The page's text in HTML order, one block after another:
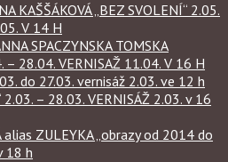
KAŠŠÁKOVÁ „BEZ SVOLENÍ“ 2.05.
V 14 H
SPACZYNSKA TOMSKA
– 28.04. VERNISAŽ 11.04. V 16 H
do 27.03. vernisáž 2.03. ve 12 h
2.03. – 28.03. VERNISÁŽ 2.03. v 16
alias ZULEYKA „obrazy od 2014 do
18 h